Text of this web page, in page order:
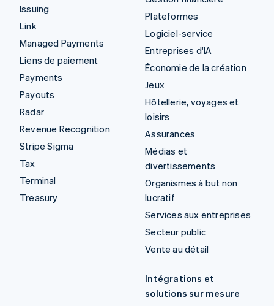
Issuing
Link
Managed Payments
Liens de paiement
Payments
Payouts
Radar
Revenue Recognition
Stripe Sigma
Tax
Terminal
Treasury
Plateformes
Logiciel-service
Entreprises d'IA
Économie de la création
Jeux
Hôtellerie, voyages et
loisirs
Assurances
Médias et
divertissements
Organismes à but non
lucratif
Services aux entreprises
Secteur public
Vente au détail
Intégrations et
solutions sur mesure